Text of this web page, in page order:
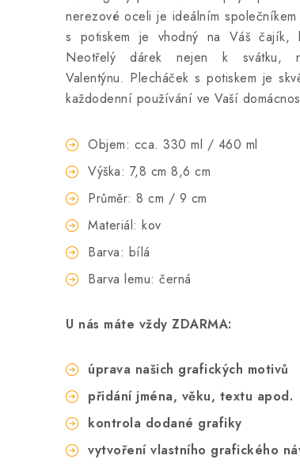
nerezové oceli je ideálním
s potiskem je vhodný na Váš
Neotřelý dárek nejen k svátku,
Valentýnu. Plecháček s potiskem je
každodenní používání ve Vaší
Objem: cca. 330 ml / 460 ml
Výška: 7,8 cm 8,6 cm
Průměr: 8 cm / 9 cm
Materiál: kov
Barva: bílá
Barva lemu: černá
U nás máte vždy ZDARMA:
úprava našich grafických motivů
přidání jména, věku, textu apod.
kontrola dodané grafiky
vytvoření vlastního grafického